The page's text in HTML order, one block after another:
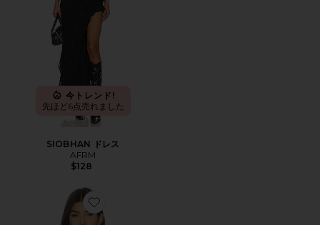
今トレンド!
先ほど6点売れました
SIOBHAN ドレス
AFRM
$128
Favorite HARRIS ボディスーツ